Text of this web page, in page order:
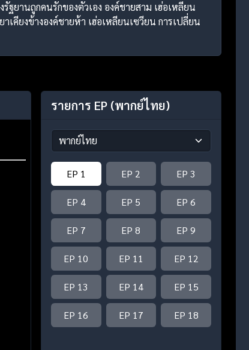
ฐยานถูกคนรักของตัวเอง องค์ชายสาม เฮ่อเหลียน
คียงข้างองค์ชายห้า เฮ่อเหลียนเซวียน การเปลี่ยน
รายการ EP (พากย์ไทย)
EP 1 EP 2 EP 3
EP 4 EP 5 EP 6
EP 7 EP 8 EP 9
EP 10 EP 11 EP 12
EP 13 EP 14 EP 15
EP 16 EP 17 EP 18